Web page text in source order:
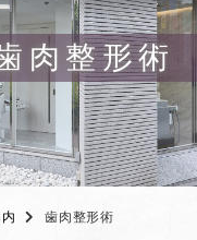
肉整形術
歯肉整形術